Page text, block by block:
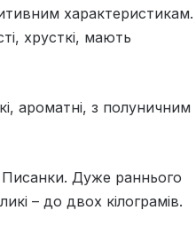
характеристикам.
хрусткі, мають
ароматні, з полуничним
Дуже раннього
– до двох кілограмів.